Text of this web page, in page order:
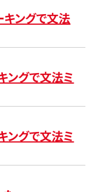
キングで文法
ングで文法ミ
ングで文法ミ